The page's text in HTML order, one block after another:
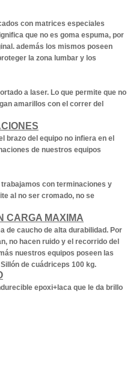
con matrices especiales
que no es goma espuma, por
además los mismos poseen
la zona lumbar y los
a laser. Lo que permite que no
amarillos con el correr del
brazo del equipo no infiera en el
de nuestros equipos
con terminaciones y
al no ser cromado, no se
CARGA MAXIMA
de caucho de alta durabilidad. Por
no hacen ruido y el recorrido del
nuestros equipos poseen las
de cuádriceps 100 kg.
epoxi+laca que le da brillo